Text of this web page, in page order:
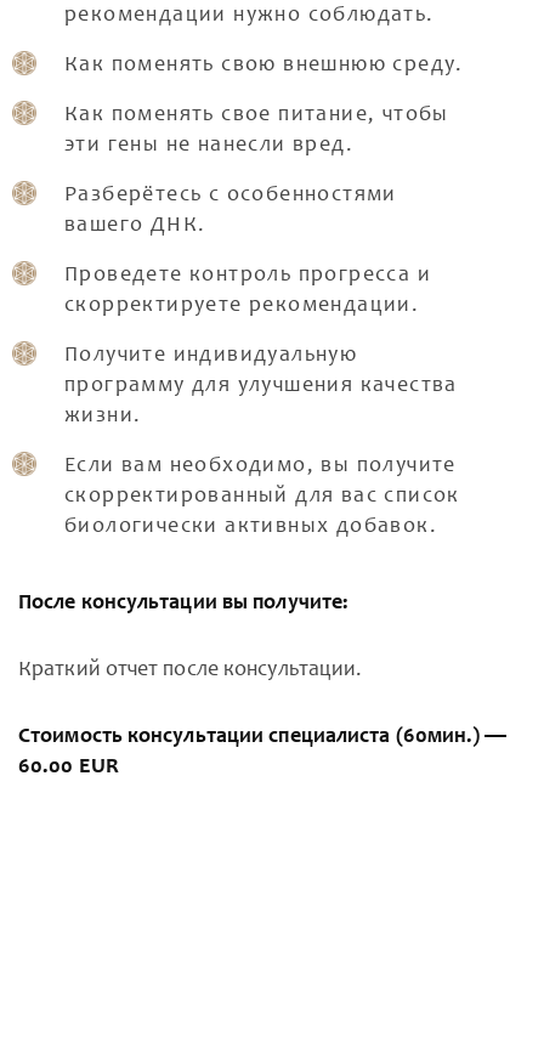
рекомендации нужно соблюдать.
Как поменять свою внешнюю среду.
Как поменять свое питание, чтобы
эти гены не нанесли вред.
Разберётесь с особенностями
вашего ДНК.
Проведете контроль прогресса и
скорректируете рекомендации.
Получите индивидуальную
программу для улучшения качества
жизни.
Если вам необходимо, вы получите
скорректированный для вас список
биологически активных добавок.
После консультации вы получите:
Краткий отчет после консультации.
Стоимость консультации специалиста (60мин.) —
60.00 EUR